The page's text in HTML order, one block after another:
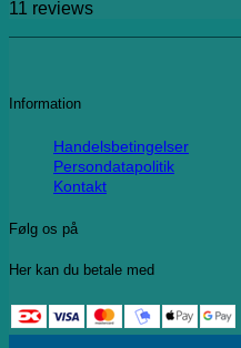
11 reviews
Information
Handelsbetingelser
Persondatapolitik
Kontakt
Følg os på
Her kan du betale med